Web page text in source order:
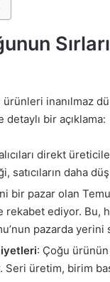
ürünleri inanılmaz
bir açıklama:
direkt
satıcıların daha
bir pazar olan
ediyor. Bu,
pazarda yerini
: Çoğu
üretim, birim